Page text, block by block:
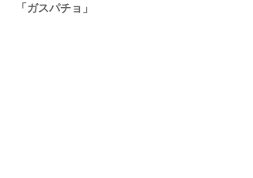
「ガスパチョ」